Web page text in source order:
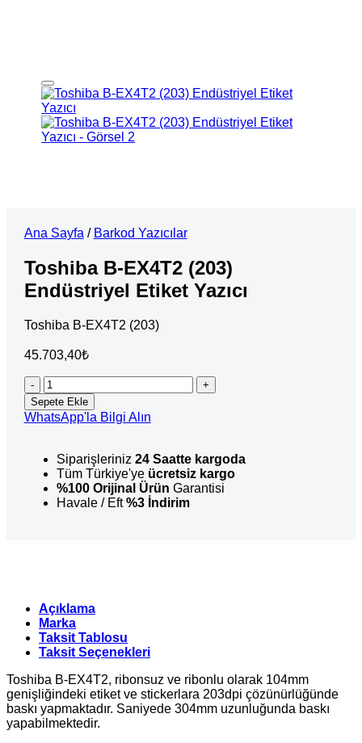
Ana Sayfa / Barkod Yazıcılar
Toshiba B-EX4T2 (203)
Endüstriyel Etiket Yazıcı
Toshiba B-EX4T2 (203)
45.703,40₺
Toshiba
B-
EX4T2
(203)
Etiket
Yazıcı
adet
Sepete Ekle
WhatsApp'la Bilgi Alın
Siparişleriniz 24 Saatte kargoda
Tüm Türkiye'ye ücretsiz kargo
%100 Orijinal Ürün Garantisi
Havale / Eft%3 İndirim
Açıklama
Marka
Taksit Tablosu
Taksit Seçenekleri
Toshiba B-EX4T2, ribonsuz ve ribonlu olarak 104mm
genişliğindeki etiket ve stickerlara 203dpi çözünürlüğünde
baskı yapmaktadır. Saniyede 304mm uzunluğunda baskı
yapabilmektedir.